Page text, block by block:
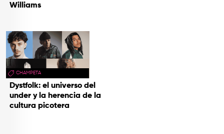
Williams
CHAMPETA
Dystfolk: el universo del
under y la herencia de la
cultura picotera